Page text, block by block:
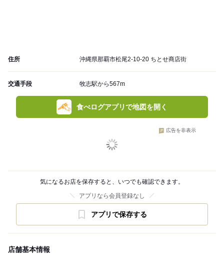
住所 沖縄県那覇市松尾2-10-20 ちとせ商店街
交通手段 牧志駅から567m
食べログアプリで地図を開く
広告を非表示
気になるお店を保存すると、いつでも確認できます。
アプリなら会員登録なし
アプリで保存する
店舗基本情報